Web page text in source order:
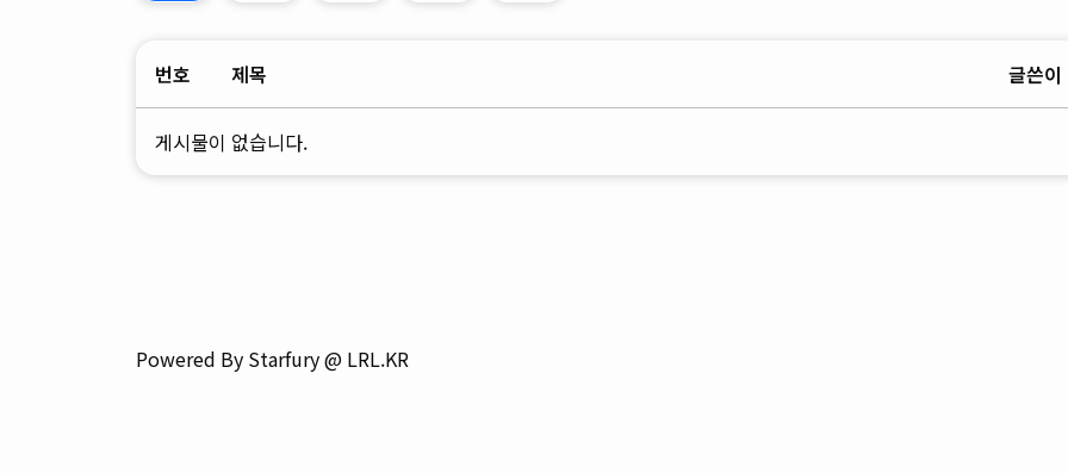
번호 제목 글쓴이
게시물이 없습니다.
Powered By Starfury @ LRL.KR